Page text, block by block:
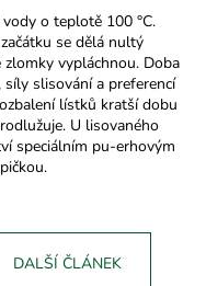
o teplotě 100 °C.
se dělá nultý
vypláchnou. Doba
slisování a preferencí
lístků kratší dobu
U lisovaného
speciálním pu-erhovým
DALŠÍ ČLÁNEK